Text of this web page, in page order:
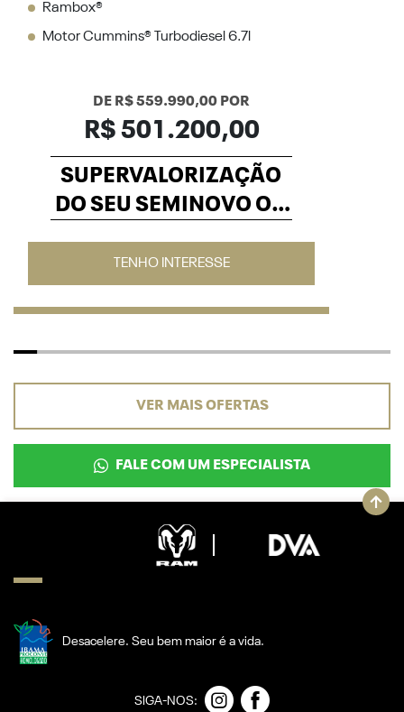
Rambox®
Motor Cummins® Turbodiesel 6.7l
DE R$ 559.990,00 POR
R$ 501.200,00
SUPERVALORIZAÇÃO
DO SEU SEMINOVO OU
TENHO INTERESSE
VER MAIS OFERTAS
FALE COM UM ESPECIALISTA
Desacelere. Seu bem maior é a vida.
SIGA-NOS: